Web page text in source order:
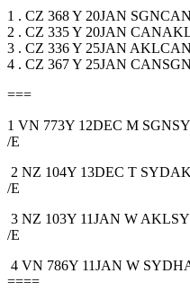
1 . CZ 368 Y 20JAN
2 . CZ 335 Y 20JAN
3 . CZ 336 Y 25JAN
4 . CZ 367 Y 25JAN
===
1 VN 773Y 12DEC M
/E
2 NZ 104Y 13DEC T
/E
3 NZ 103Y 11JAN W
/E
4 VN 786Y 11JAN W
====